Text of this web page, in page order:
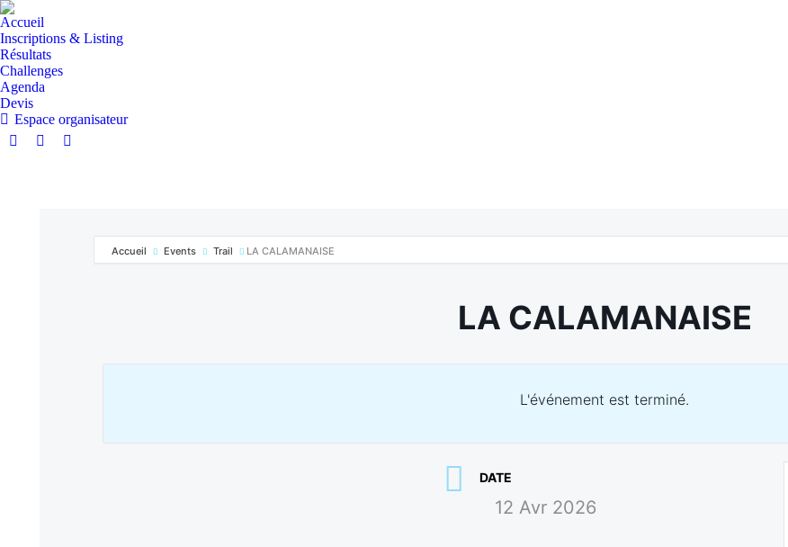
Accueil
Inscriptions & Listing
Résultats
Challenges
Agenda
Devis
Espace organisateur
Accueil Events Trail LA CALAMANAISE
LA CALAMANAISE
L'événement est terminé.
DATE
12 Avr 2026